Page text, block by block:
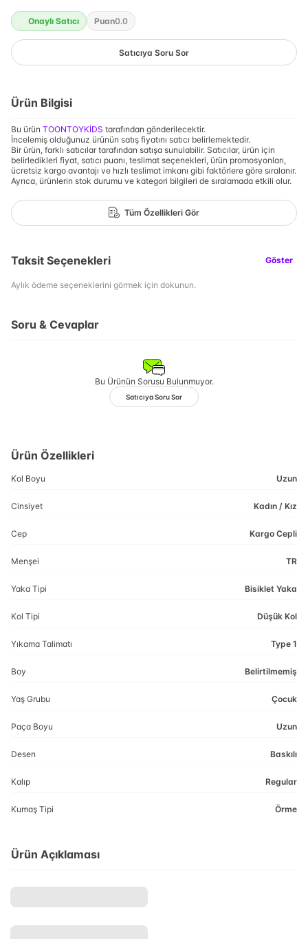
Onaylı Satıcı Puan0.0
Satıcıya Soru Sor
Ürün Bilgisi
Bu ürün TOONTOYKİDS tarafından gönderilecektir.
İncelemiş olduğunuz ürünün satış fiyatını satıcı belirlemektedir.
Bir ürün, farklı satıcılar tarafından satışa sunulabilir. Satıcılar, ürün için
belirledikleri fiyat, satıcı puanı, teslimat seçenekleri, ürün promosyonları,
ücretsiz kargo avantajı ve hızlı teslimat imkanı gibi faktörlere göre sıralanır.
Ayrıca, ürünlerin stok durumu ve kategori bilgileri de sıralamada etkili olur.
Tüm Özellikleri Gör
Taksit Seçenekleri Göster
Aylık ödeme seçeneklerini görmek için dokunun.
Soru & Cevaplar
Bu Ürünün Sorusu Bulunmuyor.
Satıcıya Soru Sor
Ürün Özellikleri
Kol Boyu Uzun
Cinsiyet Kadın / Kız
Cep Kargo Cepli
Menşei TR
Yaka Tipi Bisiklet Yaka
Kol Tipi Düşük Kol
Yıkama Talimatı Type 1
Boy Belirtilmemiş
Yaş Grubu Çocuk
Paça Boyu Uzun
Desen Baskılı
Kalıp Regular
Kumaş Tipi Örme
Ürün Açıklaması